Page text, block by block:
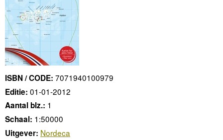
ISBN / CODE: 7071940100979
Editie: 01-01-2012
Aantal blz.: 1
Schaal: 1:50000
Uitgever: Nordeca